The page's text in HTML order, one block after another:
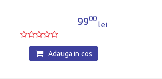
9900
lei
Adauga in cos